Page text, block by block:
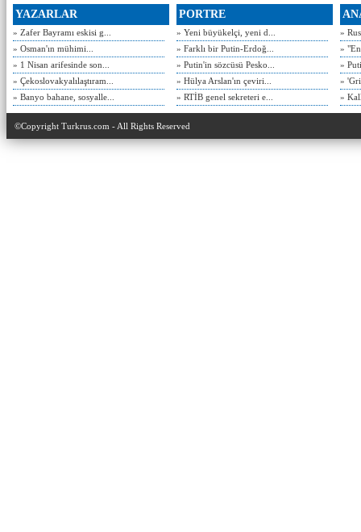
YAZARLAR
» Zafer Bayramı eskisi g...
» Osman'ın mühimi...
» 1 Nisan arifesinde son...
» Çekoslovakyalılaştıram...
» Banyo bahane, sosyalle...
PORTRE
» Yeni büyükelçi, yeni d...
» Farklı bir Putin-Erdoğ...
» Putin'in sözcüsü Pesko...
» Hülya Arslan'ın çeviri...
» RTİB genel sekreteri e...
»
»
»
»
»
©Copyright Turkrus.com - All Rights Reserved